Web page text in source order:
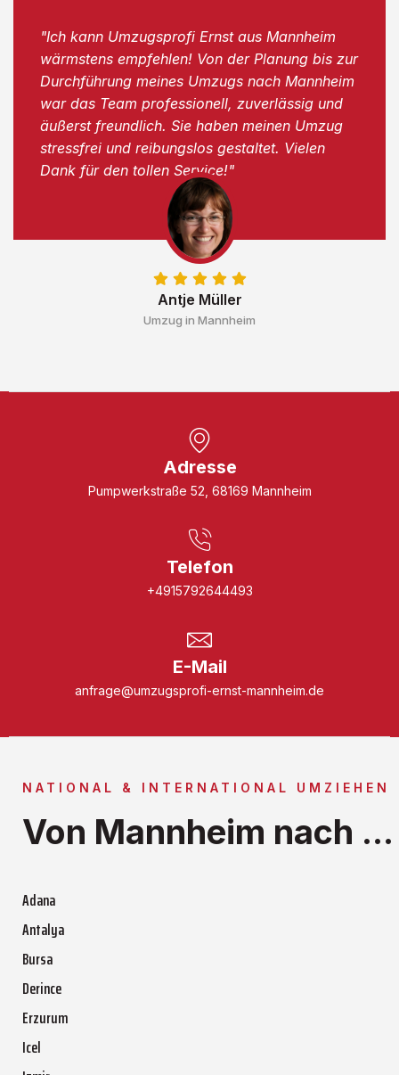
Antje Müller
Umzug in Mannheim
"Ich kann Umzugsprofi Ernst aus Mannheim
wärmstens empfehlen! Von der Planung bis zur
Durchführung meines Umzugs nach Mannheim
war das Team professionell, zuverlässig und
äußerst freundlich. Sie haben meinen Umzug
stressfrei und reibungslos gestaltet. Vielen
Dank für den tollen Service!"
Adresse
Pumpwerkstraße 52, 68169 Mannheim
Telefon
+4915792644493
E-Mail
anfrage@umzugsprofi-ernst-mannheim.de
NATIONAL & INTERNATIONAL UMZIEHEN
Von Mannheim nach ...
Adana
Antalya
Bursa
Derince
Erzurum
Icel